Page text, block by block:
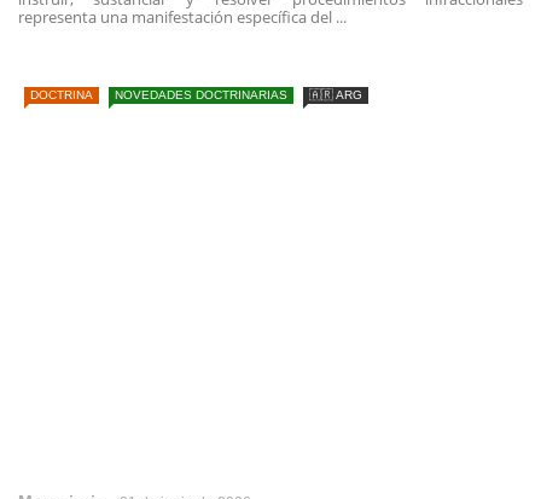
representa una manifestación específica del ...
DOCTRINA NOVEDADES DOCTRINARIAS 🇦🇷 ARG